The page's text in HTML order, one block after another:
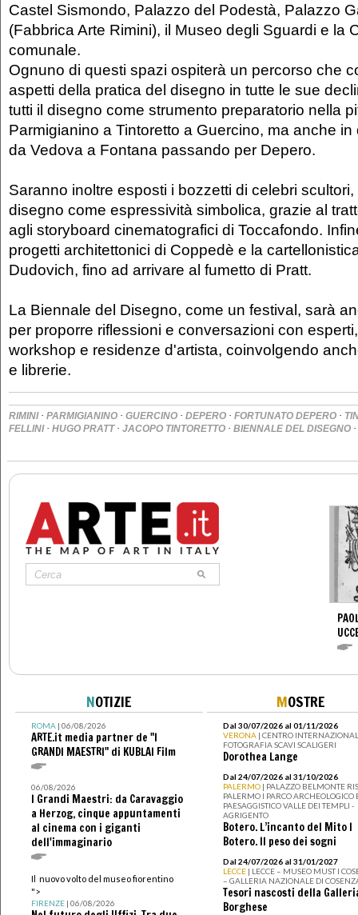
Castel Sismondo, Palazzo del Podestà, Palazzo
(Fabbrica Arte Rimini), il Museo degli Sguardi e la
comunale.
Ognuno di questi spazi ospiterà un percorso che
aspetti della pratica del disegno in tutte le sue
tutti il disegno come strumento preparatorio nella
Parmigianino a Tintoretto a Guercino, ma anche
da Vedova a Fontana passando per Depero.
Saranno inoltre esposti i bozzetti di celebri
disegno come espressività simbolica, grazie al
agli storyboard cinematografici di Toccafondo.
progetti architettonici di Coppedè e la
Dudovich, fino ad arrivare al fumetto di Pratt.
La Biennale del Disegno, come un festival, sarà
per proporre riflessioni e conversazioni con
workshop e residenze d'artista, coinvolgendo
e librerie.
RIMINI· PARMIGIANINO · GUERCINO · DEPERO · FORTUNATO DEPERO ·
FELLINI· HUGO PRATT· JACOPO TINTORETTO · BIENNALE DEL DISEGNO ·
NOTIZIE
ROMA| 06/08/2026
ARTE.it media partner de "I
GRANDI MAESTRI" di KUBLAI Film
06/08/2026
I Grandi Maestri: da Caravaggio
a Herzog, cinque appuntamenti
al cinema con i giganti
dell'immaginario
Il nuovo volto del museo fiorentino
">
FIRENZE| 06/08/2026
MOSTRE
Dal 30/07/2026 al 01/11/2026
VERONA | CENTRO
FOTOGRAFIA SCAVI SCALIGERI
Dorothea Lange
Dal 24/07/2026 al 31/10/2026
PALERMO | PALAZZO BELMONTE
PALERMO I PARCO ARCHEOLOGICO
PAESAGGISTICO VALLE DEI TEMPLI -
AGRIGENTO
Botero. L’incanto del Mito I
Botero. Il peso dei sogni
Dal 24/07/2026 al 31/01/2027
LECCE | LECCE – MUSEO MUST I
– GALLERIA NAZIONALE DI
Tesori nascosti della
Borghese